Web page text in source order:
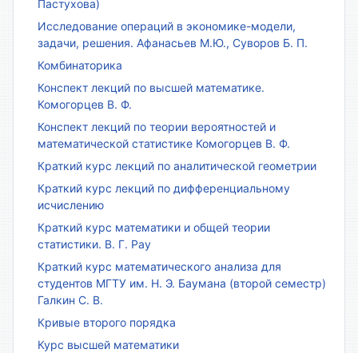
Пастухова)
Исследование операций в экономике-модели,
задачи, решения. Афанасьев М.Ю., Суворов Б. П.
Комбинаторика
Конспект лекций по высшей математике.
Комогорцев В. Ф.
Конспект лекций по теории вероятностей и
математической статистике Комогорцев В. Ф.
Краткий курс лекций по аналитической геометрии
Краткий курс лекций по дифференциальному
исчислению
Краткий курс математики и общей теории
статистики. В. Г. Рау
Краткий курс математического анализа для
студентов МГТУ им. Н. Э. Баумана (второй семестр)
Галкин С. В.
Кривые второго порядка
Курс высшей математики